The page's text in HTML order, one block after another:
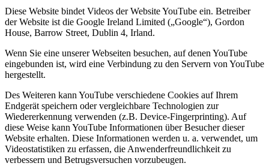
Diese Website bindet Videos der Website YouTube ein. Betreiber
der Website ist die Google Ireland Limited („Google“), Gordon
House, Barrow Street, Dublin 4, Irland.
Wenn Sie eine unserer Webseiten besuchen, auf denen YouTube
eingebunden ist, wird eine Verbindung zu den Servern von YouTube
hergestellt.
Des Weiteren kann YouTube verschiedene Cookies auf Ihrem
Endgerät speichern oder vergleichbare Technologien zur
Wiedererkennung verwenden (z.B. Device-Fingerprinting). Auf
diese Weise kann YouTube Informationen über Besucher dieser
Website erhalten. Diese Informationen werden u. a. verwendet, um
Videostatistiken zu erfassen, die Anwenderfreundlichkeit zu
verbessern und Betrugsversuchen vorzubeugen.